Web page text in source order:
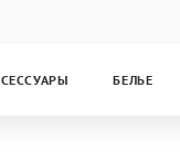
БЕЛЬЕ